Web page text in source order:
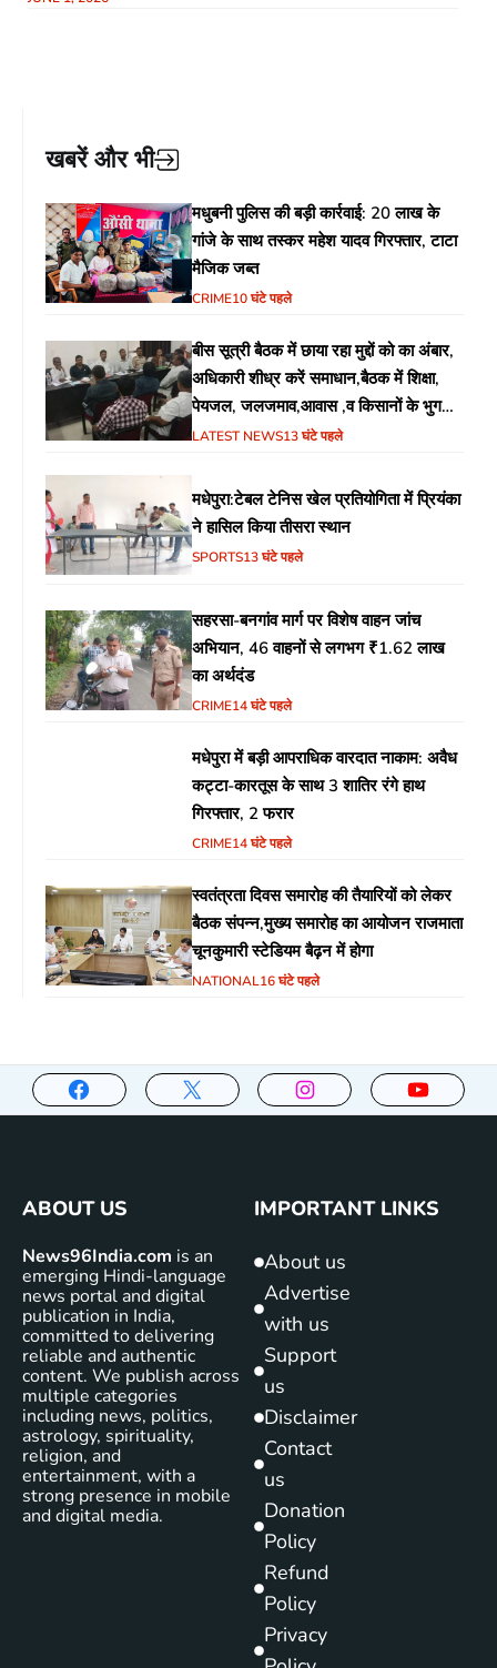
खबरें और भी
मधुबनी पुलिस की बड़ी कार्रवाई: 20 लाख के
गांजे के साथ तस्कर महेश यादव गिरफ्तार, टाटा
मैजिक जब्त
CRIME10 घंटे पहले
बीस सूत्री बैठक में छाया रहा मुद्दों को का अंबार,
अधिकारी शीध्र करें समाधान,बैठक में शिक्षा,
पेयजल, जलजमाव,आवास ,व किसानों के भुगतान
का उठा मुद्दा
LATEST NEWS13 घंटे पहले
मधेपुरा:टेबल टेनिस खेल प्रतियोगिता में प्रियंका
ने हासिल किया तीसरा स्थान
SPORTS13 घंटे पहले
सहरसा-बनगांव मार्ग पर विशेष वाहन जांच
अभियान, 46 वाहनों से लगभग ₹1.62 लाख
का अर्थदंड
CRIME14 घंटे पहले
मधेपुरा में बड़ी आपराधिक वारदात नाकाम: अवैध
कट्टा-कारतूस के साथ 3 शातिर रंगे हाथ
गिरफ्तार, 2 फरार
CRIME14 घंटे पहले
स्वतंत्रता दिवस समारोह की तैयारियों को लेकर
बैठक संपन्न,मुख्य समारोह का आयोजन राजमाता
चूनकुमारी स्टेडियम बैढ़न में होगा
NATIONAL16 घंटे पहले
ABOUT US
News96India.com is an
emerging Hindi-language
news portal and digital
publication in India,
committed to delivering
reliable and authentic
content. We publish across
multiple categories
including news, politics,
astrology, spirituality,
religion, and
entertainment, with a
strong presence in mobile
and digital media.
IMPORTANT LINKS
About us
Advertise
with us
Support
us
Disclaimer
Contact
us
Donation
Policy
Refund
Policy
Privacy